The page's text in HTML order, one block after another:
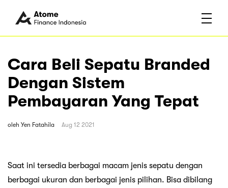
Cara Beli Sepatu Branded
Dengan Sistem
Pembayaran Yang Tepat
oleh Yen Fatahila Aug 12 2021
Saat ini tersedia berbagai macam jenis sepatu dengan
berbagai ukuran dan berbagai jenis pilihan. Bisa dibilang